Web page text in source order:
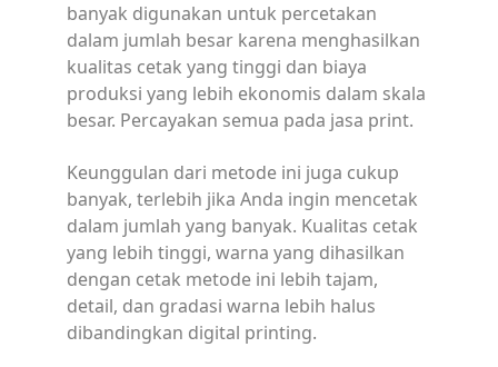
banyak digunakan untuk percetakan
dalam jumlah besar karena menghasilkan
kualitas cetak yang tinggi dan biaya
produksi yang lebih ekonomis dalam skala
besar. Percayakan semua pada jasa print.
Keunggulan dari metode ini juga cukup
banyak, terlebih jika Anda ingin mencetak
dalam jumlah yang banyak. Kualitas cetak
yang lebih tinggi, warna yang dihasilkan
dengan cetak metode ini lebih tajam,
detail, dan gradasi warna lebih halus
dibandingkan digital printing.